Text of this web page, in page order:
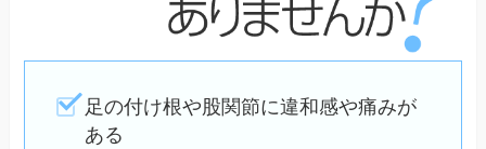
足の付け根や股関節に違和感や痛みが
ある